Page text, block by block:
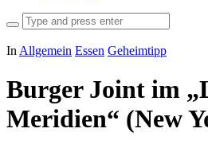
In Allgemein Essen Geheimtipp
Burger Joint im
Meridien“ (New